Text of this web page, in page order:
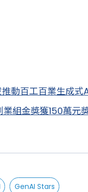
動百工百業生成式
組金獎獲150萬元
GenAI Stars